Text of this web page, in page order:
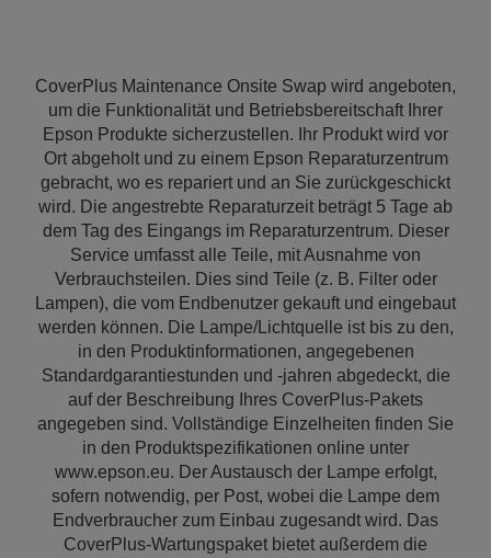
CoverPlus Maintenance Onsite Swap wird angeboten,
um die Funktionalität und Betriebsbereitschaft Ihrer
Epson Produkte sicherzustellen. Ihr Produkt wird vor
Ort abgeholt und zu einem Epson Reparaturzentrum
gebracht, wo es repariert und an Sie zurückgeschickt
wird. Die angestrebte Reparaturzeit beträgt 5 Tage ab
dem Tag des Eingangs im Reparaturzentrum. Dieser
Service umfasst alle Teile, mit Ausnahme von
Verbrauchsteilen. Dies sind Teile (z. B. Filter oder
Lampen), die vom Endbenutzer gekauft und eingebaut
werden können. Die Lampe/Lichtquelle ist bis zu den,
in den Produktinformationen, angegebenen
Standardgarantiestunden und -jahren abgedeckt, die
auf der Beschreibung Ihres CoverPlus-Pakets
angegeben sind. Vollständige Einzelheiten finden Sie
in den Produktspezifikationen online unter
www.epson.eu. Der Austausch der Lampe erfolgt,
sofern notwendig, per Post, wobei die Lampe dem
Endverbraucher zum Einbau zugesandt wird. Das
CoverPlus-Wartungspaket bietet außerdem die